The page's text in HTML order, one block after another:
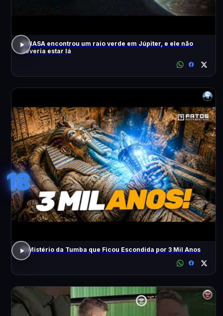
A NASA encontrou um raio verde em Júpiter, e ele não
deveria estar lá
18
O Mistério da Tumba que Ficou Escondida por 3 Mil Anos